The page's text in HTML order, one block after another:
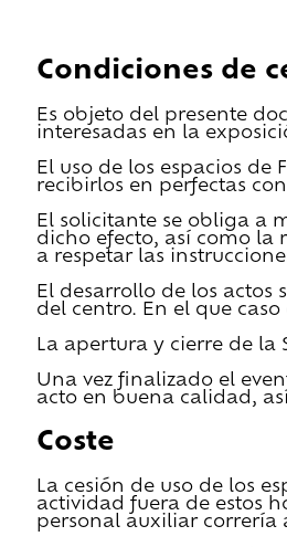
Condiciones de
Es objeto del presente
interesadas en la
El uso de los espacios de
recibirlos en perfectas
El solicitante se obliga a
dicho efecto, así como la
a respetar las
El desarrollo de los actos
del centro. En el que
La apertura y cierre de la
Una vez finalizado el
acto en buena calidad,
Coste
La cesión de uso de los
actividad fuera de estos
personal auxiliar correría